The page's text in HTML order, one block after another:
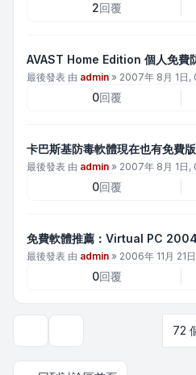
2回覆
AVAST Home Edition 個人免費
最後發表 由 admin » 2007年 8月 1日,
0回覆
卡巴斯基防毒軟體現在也有免費版
最後發表 由 admin » 2007年 8月 1日,
0回覆
免費軟體推薦：Virtual PC 2004
最後發表 由 admin » 2006年 11月 21
0回覆
72